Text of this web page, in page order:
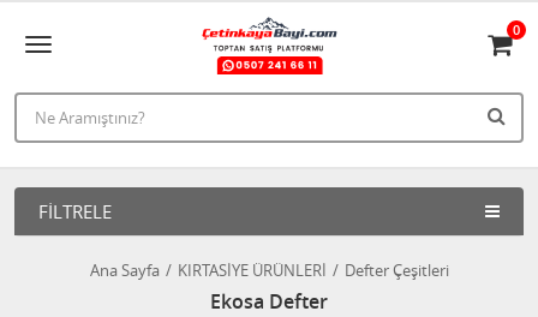
0
FILTRELE
Ana Sayfa KIRTASİYE ÜRÜNLERİ Defter Çeşitleri
Ekosa Defter